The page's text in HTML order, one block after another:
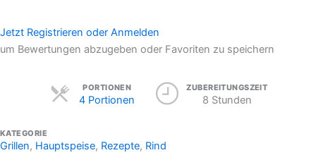
Jetzt Registrieren oder Anmelden
um Bewertungen abzugeben oder Favoriten zu speichern
PORTIONEN
4 Portionen
Servings ZUBEREITUNGSZEIT
8 Stunden
KATEGORIE
Grillen, Hauptspeise, Rezepte, Rind